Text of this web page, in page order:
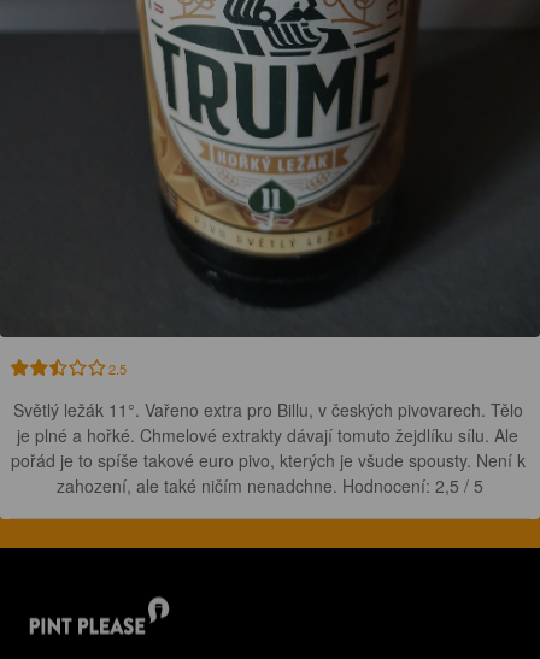
2.5
Světlý ležák 11°. Vařeno extra pro Billu, v českých pivovarech. Tělo
je plné a hořké. Chmelové extrakty dávají tomuto žejdlíku sílu. Ale
pořád je to spíše takové euro pivo, kterých je všude spousty. Není k
zahození, ale také ničím nenadchne. Hodnocení: 2,5 / 5